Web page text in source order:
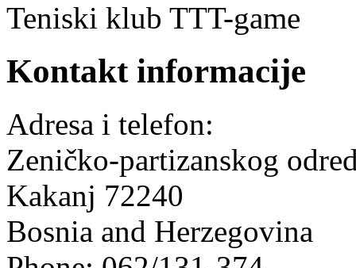
Teniski klub TTT-game
Kontakt informacije
Adresa i telefon:
Zeničko-partizanskog
Kakanj 72240
Bosnia and Herzegovina